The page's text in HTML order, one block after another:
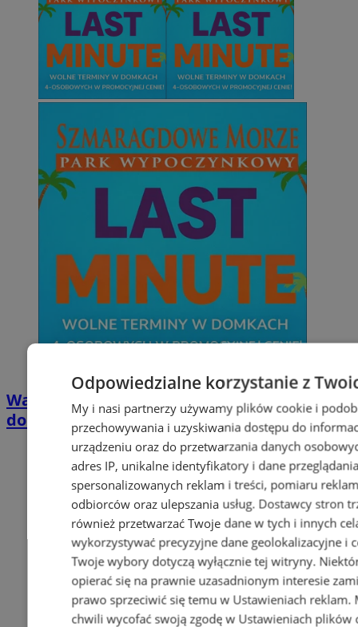
Wakacyjny wypoczynek nad Bałtykiem w
domkach Szmaragdowe Morze
Odpowiedzialne korzystanie z
My i nasi partnerzy używamy plików cookie i
przechowywania i uzyskiwania dostępu do
urządzeniu oraz do przetwarzania danych
adres IP, unikalne identyfikatory i dane
spersonalizowanych reklam i treści, pomiaru
odbiorców oraz ulepszania usług. Dostawcy stron
również przetwarzać Twoje dane w tych i innych
wykorzystywać precyzyjne dane geolokalizacyjne i
Twoje wybory dotyczą wyłącznie tej witryny.
opierać się na prawnie uzasadnionym interesie
prawo sprzeciwić się temu w Ustawieniach reklam.
chwili wycofać swoją zgodę w Ustawieniach plików